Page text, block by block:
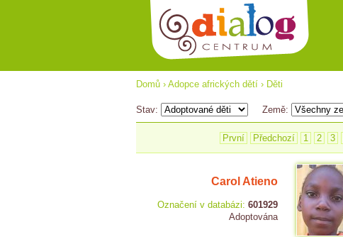
Domů › Adopce afrických dětí › Děti
Stav: Země:
První Předchozí 1 2 3
Carol Atieno
Označení v databázi: 601929
Adoptována